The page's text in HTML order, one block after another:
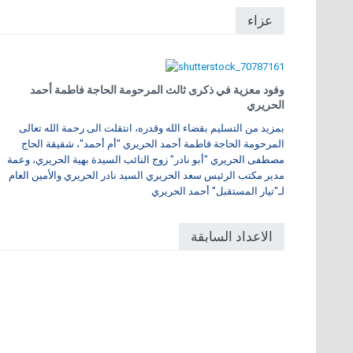
عزاء
وفود معزية في ذكرى ثالث المرحومة الحاجة فاطمة أحمد
الحريري
بمزيد من التسليم بقضاء الله وقدره، انتقلت الى رحمة الله تعالى
المرحومة الحاجة فاطمة أحمد الحريري "أم أحمد"، شقيقة الحاج
مصطفى الحريري "أبو نادر" زوج النائب السيدة بهية الحريري، وعمة
مدير مكتب الرئيس سعد الحريري السيد نادر الحريري والأمين العام
لـ"تيار المستقبل" أحمد الحريري
الاعداد السابقة